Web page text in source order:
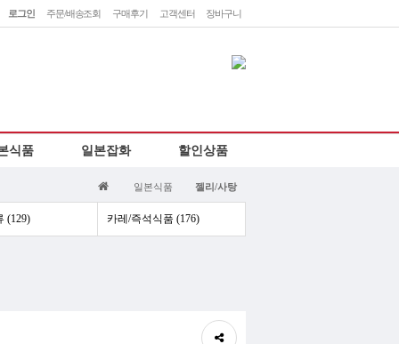
로그인 주문/배송조회 구매후기 고객센터 장바구니
식품 일본잡화 할인상품
일본식품 젤리/사탕
(129) 카레/즉석식품 (176)